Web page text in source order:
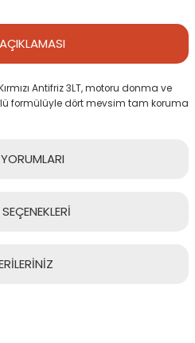
AÇIKLAMASI
Antifriz 3LT, motoru donma ve
formülüyle dört mevsim tam koruma
YORUMLARI
SEÇENEKLERİ